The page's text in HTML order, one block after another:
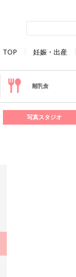
TOP 妊娠・出産
離乳食
写真スタジオ